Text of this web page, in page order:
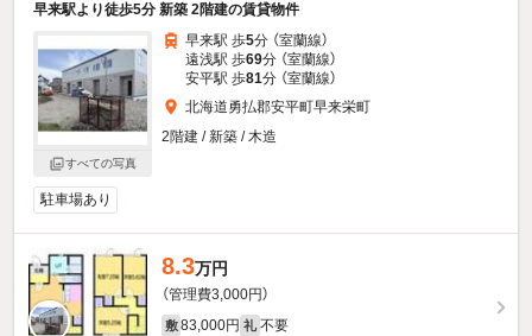
早来駅より徒歩5分 新築 2階建の賃貸物件
すべての写真
早来駅 歩5分 （室蘭線）
遠浅駅 歩69分 （室蘭線）
安平駅 歩81分 （室蘭線）
北海道勇払郡安平町早来栄町
2階建 / 新築 / 木造
駐車場あり
8.3万円
（管理費3,000円）
敷 83,000円 礼 不要